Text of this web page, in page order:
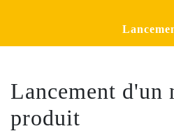
Lancement d'un
produit